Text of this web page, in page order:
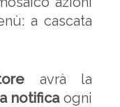
a cascata
avrà la
notificaogni